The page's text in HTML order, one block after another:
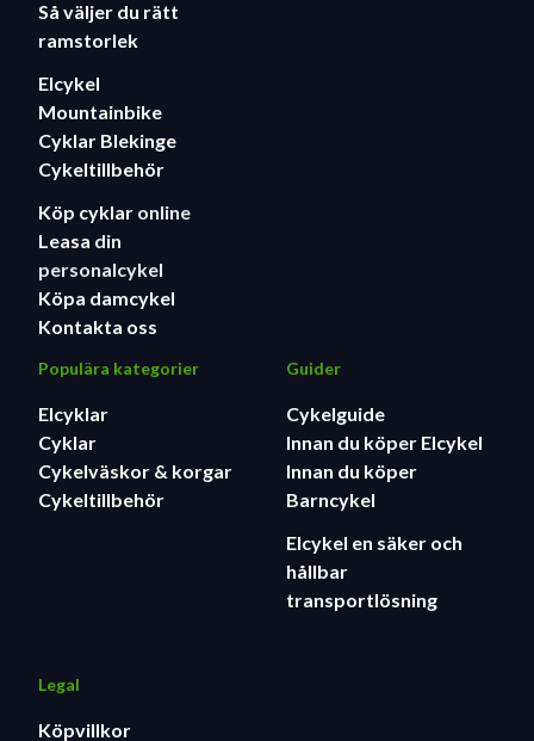
Så väljer du rätt
ramstorlek
Elcykel
Mountainbike
Cyklar Blekinge
Cykeltillbehör
Köp cyklar online
Leasa din
personalcykel
Köpa damcykel
Kontakta oss
Populära kategorier
Elcyklar
Cyklar
Cykelväskor & korgar
Cykeltillbehör
Guider
Cykelguide
Innan du köper Elcykel
Innan du köper
Barncykel
Elcykel en säker och
hållbar
transportlösning
Legal
Köpvillkor